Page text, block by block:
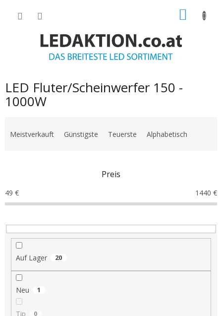
LED Fluter/Scheinwerfer 150 -
1000W
t
s
o
t
Meistverkauft Günstigste Teuerste Alphabetisch
Preis
49 € 1440 €
Auf Lager 20
Neu 1
Tip 0